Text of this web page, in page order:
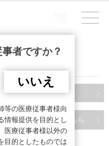
PDF
製品情報はこちら
者ですか？
いいえ
等の医療従事者様向
情報提供を目的とし
医療従事者様以外の
目的としたものでは